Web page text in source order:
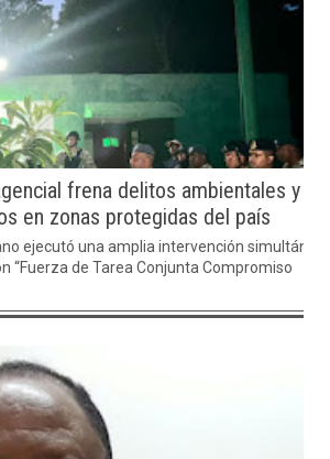
frena delitos ambientales y
en zonas protegidas del país
ejecutó una amplia intervención simultánea
“Fuerza de Tarea Conjunta Compromiso